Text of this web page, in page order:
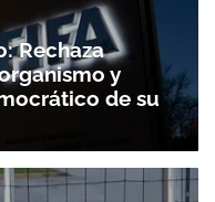
Rechaza
y
de su